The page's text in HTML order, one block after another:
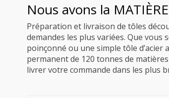
Nous avons la
Préparation et livraison de tôles
demandes les plus variées. Que vous
poinçonné ou une simple tôle
permanent de 120 tonnes de
livrer votre commande dans les plus